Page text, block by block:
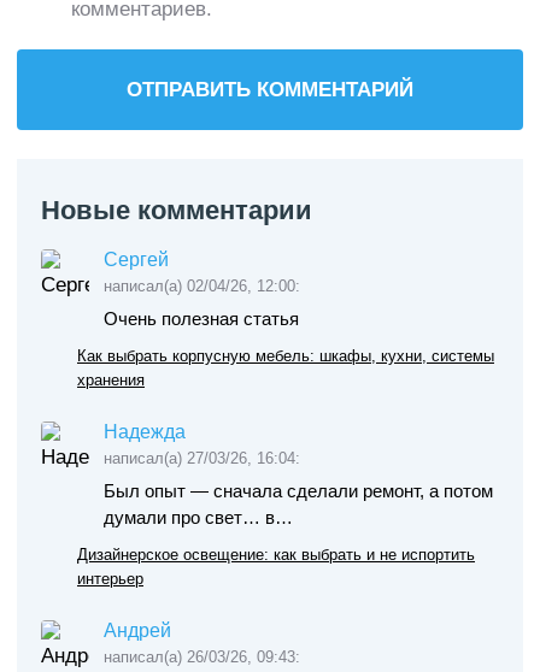
Новые комментарии
Сергей
написал(а) 02/04/26, 12:00:
Очень полезная статья
Как выбрать корпусную мебель: шкафы, кухни, системы
хранения
Надежда
написал(а) 27/03/26, 16:04:
Был опыт — сначала сделали ремонт, а потом
думали про свет… в…
Дизайнерское освещение: как выбрать и не испортить
интерьер
Андрей
написал(а) 26/03/26, 09:43:
комментариев.